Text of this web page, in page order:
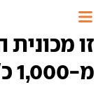
זו
מ-1,000 כ"ס